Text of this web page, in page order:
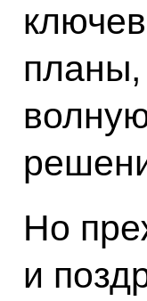
планы,
Но
и